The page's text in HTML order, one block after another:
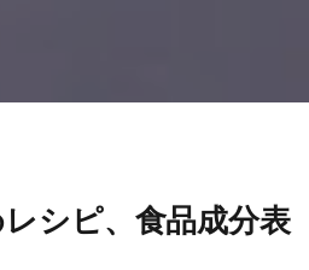
シピ、食品成分表